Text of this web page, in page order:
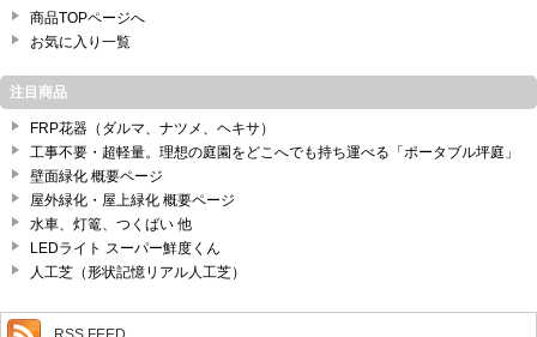
商品TOPページへ
お気に入り一覧
注目商品
FRP花器（ダルマ、ナツメ、ヘキサ）
工事不要・超軽量。理想の庭園をどこへでも持ち運べる「ポータブル坪庭」
壁面緑化 概要ページ
屋外緑化・屋上緑化 概要ページ
水車、灯篭、つくばい 他
LEDライト スーパー鮮度くん
人工芝（形状記憶リアル人工芝）